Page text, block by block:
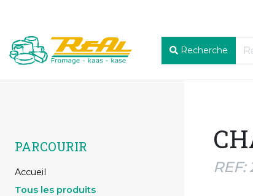
Recherche
PARCOURIR
Accueil
Tous les produits
REF: